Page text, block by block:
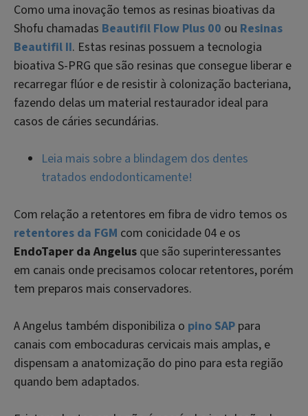
Como uma inovação temos as resinas bioativas da
Shofu chamadas Beautifil Flow Plus 00 ou Resinas
Beautifil II. Estas resinas possuem a tecnologia
bioativa S-PRG que são resinas que consegue liberar e
recarregar flúor e de resistir à colonização bacteriana,
fazendo delas um material restaurador ideal para
casos de cáries secundárias.
Leia mais sobre a blindagem dos dentes
tratados endodonticamente!
Com relação a retentores em fibra de vidro temos os
retentores da FGM com conicidade 04 e os
EndoTaper da Angelus que são superinteressantes
em canais onde precisamos colocar retentores, porém
tem preparos mais conservadores.
A Angelus também disponibiliza o pino SAP para
canais com embocaduras cervicais mais amplas, e
dispensam a anatomização do pino para esta região
quando bem adaptados.